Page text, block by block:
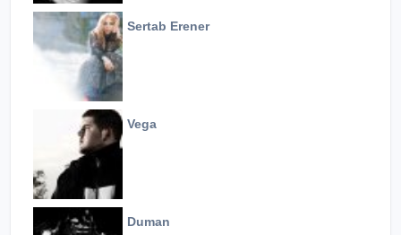
Sertab Erener
Vega
Duman